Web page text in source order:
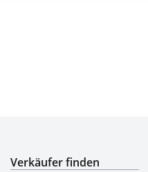
Verkäufer finden